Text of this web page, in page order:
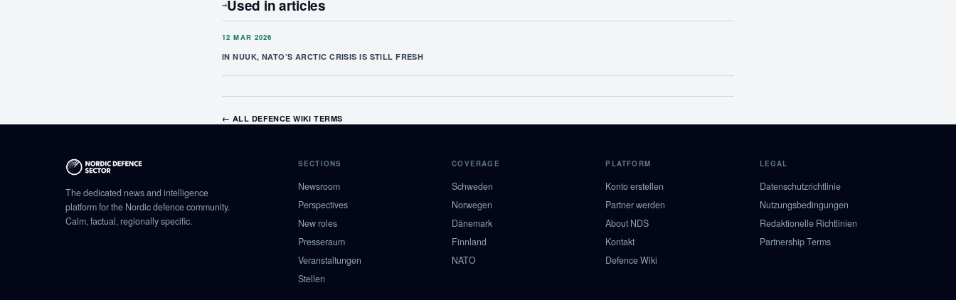
→Used in articles
12 MAR 2026
IN NUUK, NATO’S ARCTIC CRISIS IS STILL FRESH
← ALL DEFENCE WIKI TERMS
The dedicated news and intelligence
platform for the Nordic defence community.
Calm, factual, regionally specific.
SECTIONS
Newsroom
Perspectives
New roles
Presseraum
Veranstaltungen
Stellen
COVERAGE
Schweden
Norwegen
Dänemark
Finnland
NATO
PLATFORM
Konto erstellen
Partner werden
About NDS
Kontakt
Defence Wiki
LEGAL
Datenschutzrichtlinie
Nutzungsbedingungen
Redaktionelle Richtlinien
Partnership Terms